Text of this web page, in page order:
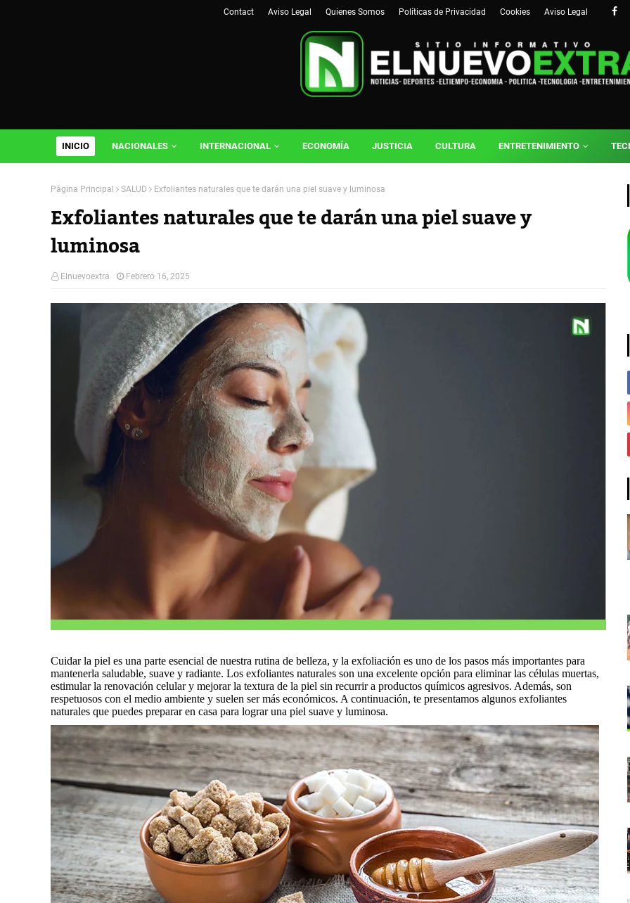
Contact Aviso Legal Quienes Somos Políticas de Privacidad Cookies Aviso Legal
INICIO NACIONALES INTERNACIONAL ECONOMÍA JUSTICIA CULTURA ENTRETENIMIENTO
Página Principal SALUD Exfoliantes naturales que te darán una piel suave y luminosa
Exfoliantes naturales que te darán una piel suave y
luminosa
Elnuevoextra Febrero 16, 2025
Cuidar la piel es una parte esencial de nuestra rutina de belleza, y la exfoliación es uno de los pasos más importantes para
mantenerla saludable, suave y radiante. Los exfoliantes naturales son una excelente opción para eliminar las células muertas,
estimular la renovación celular y mejorar la textura de la piel sin recurrir a productos químicos agresivos. Además, son
respetuosos con el medio ambiente y suelen ser más económicos. A continuación, te presentamos algunos exfoliantes
naturales que puedes preparar en casa para lograr una piel suave y luminosa.